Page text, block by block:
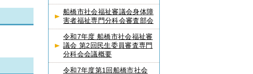
船橋市社会福祉審議会身体障
害者福祉専門分科会審査部会
令和7年度 船橋市社会福祉審
議会 第2回民生委員審査専門
分科会会議概要
令和7年度第1回船橋市社会